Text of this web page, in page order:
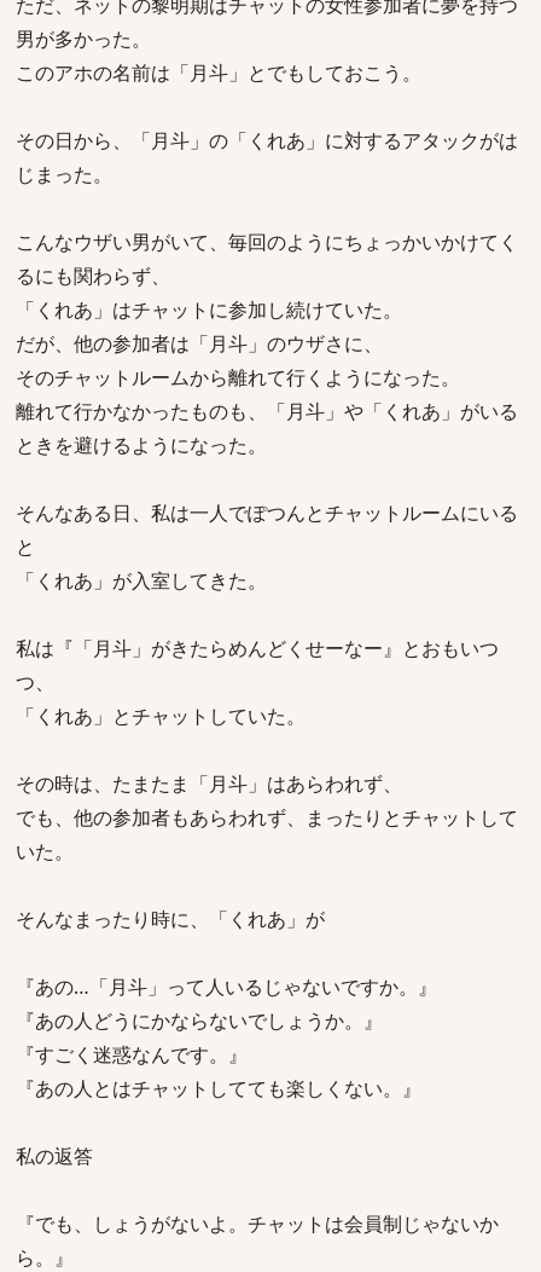
男が多かった。
このアホの名前は「月斗」とでもしておこう。
その日から、「月斗」の「くれあ」に対するアタックがは
じまった。
こんなウザい男がいて、毎回のようにちょっかいかけてく
るにも関わらず、
「くれあ」はチャットに参加し続けていた。
だが、他の参加者は「月斗」のウザさに、
そのチャットルームから離れて行くようになった。
離れて行かなかったものも、「月斗」や「くれあ」がいる
ときを避けるようになった。
そんなある日、私は一人でぽつんとチャットルームにいる
と
「くれあ」が入室してきた。
私は『「月斗」がきたらめんどくせーなー』とおもいつ
つ、
「くれあ」とチャットしていた。
その時は、たまたま「月斗」はあらわれず、
でも、他の参加者もあらわれず、まったりとチャットして
いた。
そんなまったり時に、「くれあ」が
『あの…「月斗」って人いるじゃないですか。』
『あの人どうにかならないでしょうか。』
『すごく迷惑なんです。』
『あの人とはチャットしてても楽しくない。』
私の返答
『でも、しょうがないよ。チャットは会員制じゃないか
ら。』